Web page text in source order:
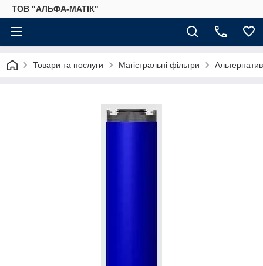
ТОВ "АЛЬФА-МАТІК"
Товари та послуги Магістральні фільтри